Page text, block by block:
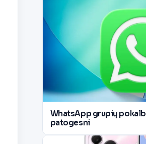
WhatsApp grupių
patogesni